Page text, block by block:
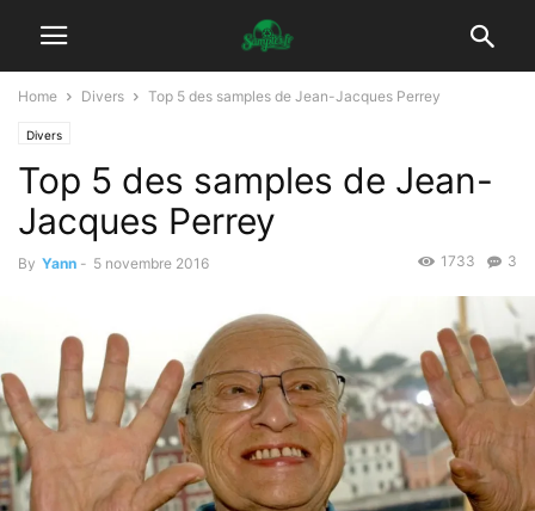
Home Divers Top 5 des samples de Jean-Jacques Perrey
Divers
Top 5 des samples de Jean-
Jacques Perrey
By Yann - 5 novembre 2016 3
1733